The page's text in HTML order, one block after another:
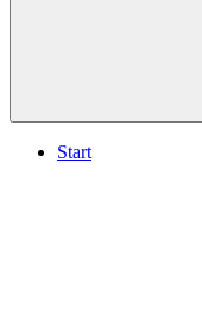
Start